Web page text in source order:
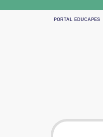
PORTAL EDUCAPES